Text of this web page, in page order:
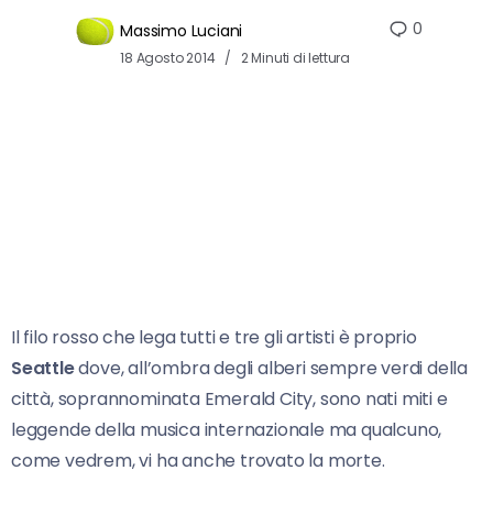
Massimo Luciani
18 Agosto 2014 2 Minuti di lettura
0
Il filo rosso che lega tutti e tre gli artisti è proprio
Seattledove, all’ombra degli alberi sempre verdi della
città, soprannominata Emerald City, sono nati miti e
leggende della musica internazionale ma qualcuno,
come vedrem, vi ha anche trovato la morte.